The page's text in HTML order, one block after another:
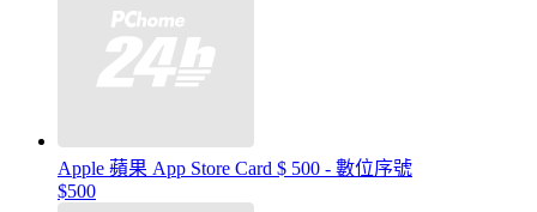
Apple 蘋果 App Store Card $ 500 - 數位序號
$500